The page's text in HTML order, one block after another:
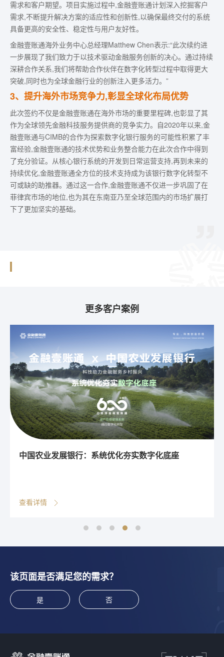
需求和客户期望。项目实施过程中,金融壹账通计划深入挖掘客户
需求,不断提升解决方案的适应性和创新性,以确保最终交付的系统
具备更高的安全性、稳定性与用户友好性。
金融壹账通海外业务中心总经理Matthew Chen表示:“此次续约进
一步展现了我们致力于以技术驱动金融服务创新的决心。通过持续
深耕合作关系,我们将帮助合作伙伴在数字化转型过程中取得更大
突破,同时也为全球金融行业的创新注入更多活力。”
3、提升海外市场竞争力,彰显全球化布局优势
此次签约不仅是金融壹账通在海外市场的重要里程碑,也彰显了其
作为全球领先金融科技服务提供商的竞争实力。自2020年以来,金
融壹账通与CIMB的合作为探索数字化银行服务的可能性积累了丰
富经验,金融壹账通的技术优势和业务整合能力在此次合作中得到
了充分验证。从核心银行系统的开发到日常运营支持,再到未来的
持续优化,金融壹账通全方位的技术支持成为该银行数字化转型不
可或缺的助推器。通过这一合作,金融壹账通不仅进一步巩固了在
菲律宾市场的地位,也为其在东南亚乃至全球范围内的市场扩展打
下了更加坚实的基础。
更多客户案例
中国农业发展银行：系统优化夯实数字化底座
查看详情
该页面是否满足您的需求？
是 否